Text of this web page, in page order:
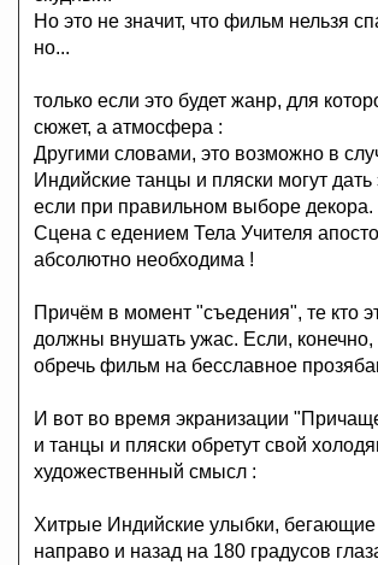
Но это не значит, что фильм нельзя
но...
только если это будет жанр, для
сюжет, а атмосфера :
Другими словами, это возможно в
Индийские танцы и пляски могут
если при правильном выборе декора.
Сцена с едением Тела Учителя
абсолютно необходима !
Причём в момент "съедения", те кто
должны внушать ужас. Если, конечно,
обречь фильм на бесславное
И вот во время экранизации
и танцы и пляски обретут свой
художественный смысл :
Хитрые Индийские улыбки, бегающие
направо и назад на 180 градусов